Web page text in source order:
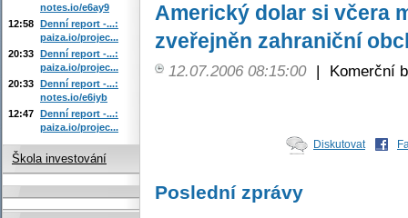
Americký dolar si včera
zveřejněn zahraniční
12.07.2006 08:15:00 | Komerční
Diskutovat
Poslední zprávy
notes.io/e6ay9
12:58 Denní report -...:
paiza.io/projec...
20:33 Denní report -...:
paiza.io/projec...
20:33 Denní report -...:
notes.io/e6iyb
12:47 Denní report -...:
paiza.io/projec...
Škola investování